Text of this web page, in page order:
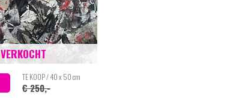
TE KOOP / 40 x 50 cm
€ 250,-
VERKOCHT